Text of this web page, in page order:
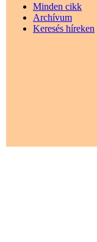
Minden cikk
Archívum
Keresés híreken